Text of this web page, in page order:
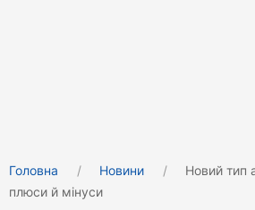
Головна Новини
Новий тип
плюси й мінуси